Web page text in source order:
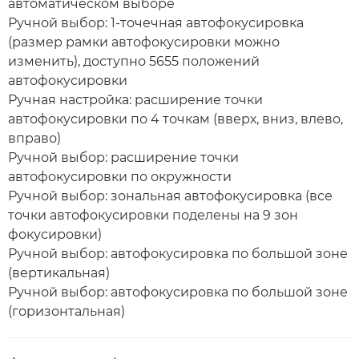
автоматическом выборе
Ручной выбор: 1-точечная автофокусировка
(размер рамки автофокусировки можно
изменить), доступно 5655 положений
автофокусировки
Ручная настройка: расширение точки
автофокусировки по 4 точкам (вверх, вниз, влево,
вправо)
Ручной выбор: расширение точки
автофокусировки по окружности
Ручной выбор: зональная автофокусировка (все
точки автофокусировки поделены на 9 зон
фокусировки)
Ручной выбор: автофокусировка по большой зоне
(вертикальная)
Ручной выбор: автофокусировка по большой зоне
(горизонтальная)